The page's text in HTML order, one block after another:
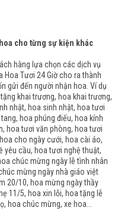
cho từng sự kiện khác
hàng lựa chọn các dịch vụ
Hoa Tươi 24 Giờ cho ra thành
gửi đến người nhận hoa. Ví dụ
khai trương, hoa khai trương,
nhật, hoa sinh nhật, hoa tươi
hoa phúng điếu, hoa kính
hoa tươi văn phòng, hoa tươi
cho ngày cưới, hoa cài áo,
yêu cầu, hoa tươi nghệ thuật,
chúc mừng ngày lễ tình nhân
mừng ngày nhà giáo việt
20/10, hoa mừng ngày thầy
11/5, hoa xin lỗi, hoa tặng lễ
hoa chúc mừng, xe hoa...